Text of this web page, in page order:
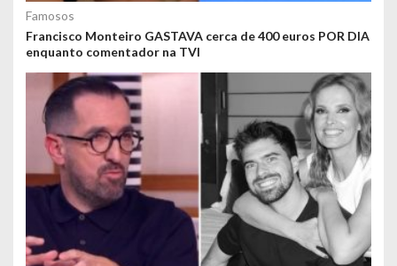
Famosos
Francisco Monteiro GASTAVA cerca de 400 euros POR DIA
enquanto comentador na TVI